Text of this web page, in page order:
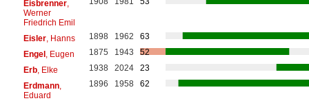
Eisbrenner,
Werner
Friedrich Emil
Eisler, Hanns 1898 1962
63
Engel, Eugen 1875 1943
52
Erb, Elke 1938 2024
23
Erdmann,
Eduard
1896 1958 62